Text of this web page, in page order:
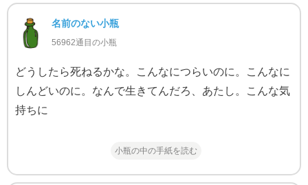
名前のない小瓶
56962通目の小瓶
どうしたら死ねるかな。こんなにつらいのに。こんなに
しんどいのに。なんで生きてんだろ、あたし。こんな気
持ちに
小瓶の中の手紙を読む